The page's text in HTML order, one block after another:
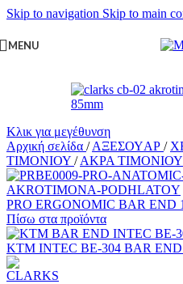
Skip to navigation Skip to main
MENU
Κλικ για μεγέθυνση
Αρχική σελίδα / ΑΞΕΣΟΥAΡ /
ΤΙΜΟΝΙΟΥ / ΑΚΡΑ ΤΙΜΟΝΙΟΥ
PRO ERGONOMIC BAR END
Πίσω στα προϊόντα
KTM INTEC BE-304 BAR